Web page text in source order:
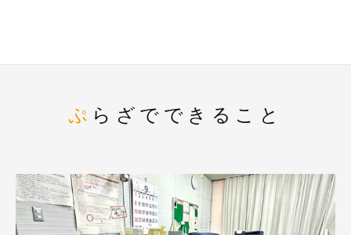
ぷらざでできること